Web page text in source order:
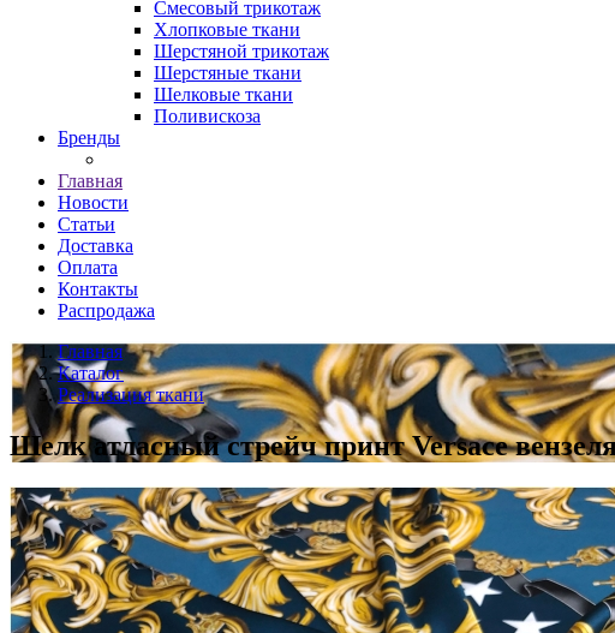
Смесовый трикотаж
Хлопковые ткани
Шерстяной трикотаж
Шерстяные ткани
Шелковые ткани
Поливискоза
Бренды
Главная
Новости
Статьи
Доставка
Оплата
Контакты
Распродажа
Главная
Каталог
Реализация ткани
Шелк атласный стрейч принт Versace